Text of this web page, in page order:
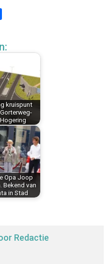
e
kruispunt
Opa Joop
Bekend van
in Stad
Redactie